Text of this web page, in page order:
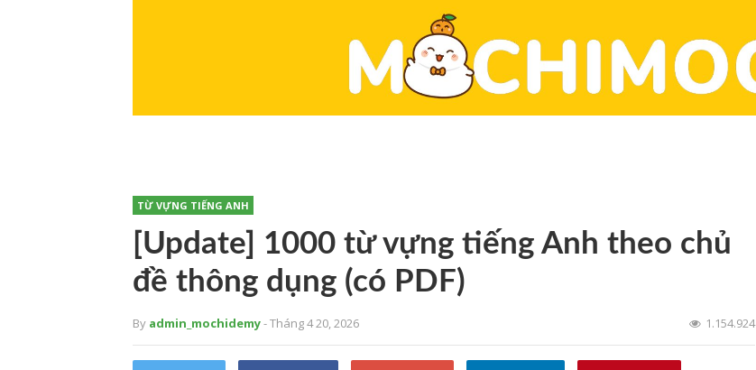
TỪ VỰNG TIẾNG ANH
[Update] 1000 từ vựng tiếng Anh theo chủ
đề thông dụng (có PDF)
By admin_mochidemy- Tháng 4 20, 2026 1.154.924